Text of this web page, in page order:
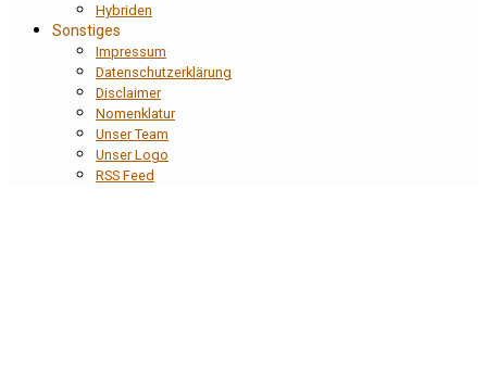
Hybriden
Sonstiges
Impressum
Datenschutzerklärung
Disclaimer
Nomenklatur
Unser Team
Unser Logo
RSS Feed